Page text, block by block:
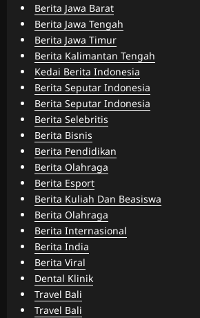
Berita Jawa Barat
Berita Jawa Tengah
Berita Jawa Timur
Berita Kalimantan Tengah
Kedai Berita Indonesia
Berita Seputar Indonesia
Berita Seputar Indonesia
Berita Selebritis
Berita Bisnis
Berita Pendidikan
Berita Olahraga
Berita Esport
Berita Kuliah Dan Beasiswa
Berita Olahraga
Berita Internasional
Berita India
Berita Viral
Dental Klinik
Travel Bali
Travel Bali